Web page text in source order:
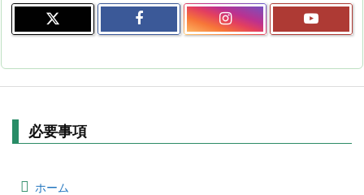
必要事項
ホーム